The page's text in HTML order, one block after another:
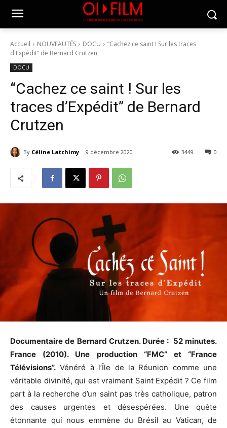
Accueil NOUVEAUTÉS DOCU
“Cachez ce saint ! Sur les traces
d'Expédit” de Bernard Crutzen
DOCU
“Cachez ce saint ! Sur les
traces d’Expédit” de Bernard
Crutzen
By Céline Latchimy 9 décembre 2020 0
3449
Documentaire de Bernard Crutzen. Durée : 52 minutes.
France (2010). Une production “FMC” et “France
Télévisions”. Vénéré à l’Île de la Réunion comme une
véritable divinité, qui est vraiment Saint Expédit ? Ce film
part à la recherche d’un saint pas très catholique, patron
des causes urgentes et désespérées. Une quête
étonnante qui nous emmène du Brésil au Vatican, de